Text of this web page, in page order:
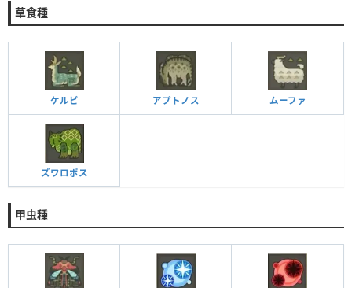
草食種
ケルビ アプトノス ムーファ
ズワロポス
甲虫種